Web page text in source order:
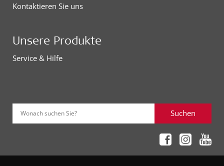
Kontaktieren Sie uns
Unsere Produkte
Service & Hilfe
Wonach suchen Sie? Suchen